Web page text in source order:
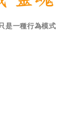
是一種行為模式